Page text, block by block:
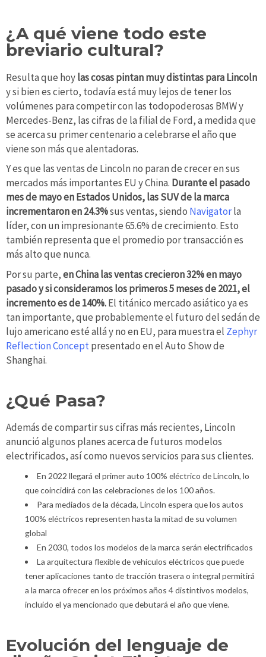
¿A qué viene todo este
breviario cultural?
Resulta que hoylas cosas pintan muy distintas para Lincoln
y si bien es cierto, todavía está muy lejos de tener los
volúmenes para competir con las todopoderosas BMW y
Mercedes-Benz, las cifras de la filial de Ford, a medida que
se acerca su primer centenario a celebrarse el año que
viene son más que alentadoras.
Y es que las ventas de Lincoln no paran de crecer en sus
mercados más importantes EU y China. Durante el pasado
mes de mayo en Estados Unidos, las SUV de la marca
incrementaron en 24.3%sus ventas, siendo Navigatorla
líder, con un impresionante 65.6% de crecimiento. Esto
también representa que el promedio por transacción es
más alto que nunca.
Por su parte,en China las ventas crecieron 32% en mayo
pasado y si consideramos los primeros 5 meses de 2021, el
incremento es de 140%.El titánico mercado asiático ya es
tan importante, que probablemente el futuro del sedán de
lujo americano esté allá y no en EU, para muestra el Zephyr
Reflection Conceptpresentado en el Auto Show de
Shanghai.
¿Qué Pasa?
Además de compartir sus cifras más recientes, Lincoln
anunció algunos planes acerca de futuros modelos
electrificados, así como nuevos servicios para sus clientes.
En 2022 llegará el primer auto 100% eléctrico de Lincoln, lo
que coincidirá con las celebraciones de los 100 años.
Para mediados de la década, Lincoln espera que los autos
100% eléctricos representen hasta la mitad de su volumen
global
En 2030, todos los modelos de la marca serán electrificados
La arquitectura flexible de vehículos eléctricos que puede
tener aplicaciones tanto de tracción trasera o integral permitirá
a la marca ofrecer en los próximos años 4 distintivos modelos,
incluido el ya mencionado que debutará el año que viene.
Evolución del lenguaje de